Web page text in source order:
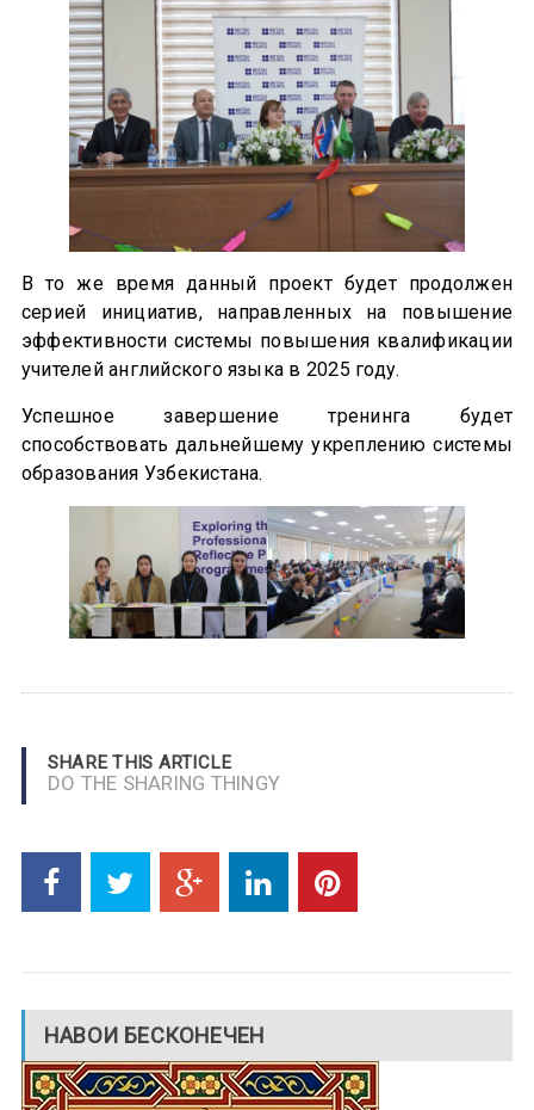
В то же время данный проект будет продолжен
серией инициатив, направленных на повышение
эффективности системы повышения квалификации
учителей английского языка в 2025 году.
Успешное завершение тренинга будет
способствовать дальнейшему укреплению системы
образования Узбекистана.
SHARE THIS ARTICLE
DO THE SHARING THINGY
НАВОИ БЕСКОНЕЧЕН